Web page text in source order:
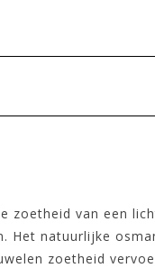
van een
natuurlijke
zoetheid